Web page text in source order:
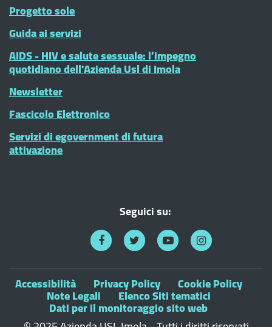
Progetto sole
Guida ai servizi
AIDS - HIV e salute sessuale: l’impegno
quotidiano dell'Azienda Usl di Imola
Newsletter
Fascicolo Elettronico
Servizi di egovernment di futura
attivazione
Seguici su:
Accessibilità Privacy Policy Cookie Policy
Note Legali Elenco Siti tematici
Dati per il monitoraggio sito web